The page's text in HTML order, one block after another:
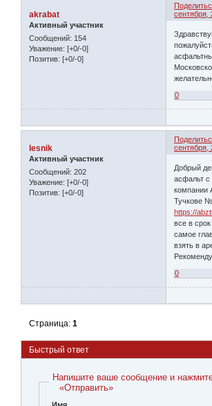
сентября,
akrabat
Активный участник
Сообщений: 154
Уважение: [+0/-0]
Позитив: [+0/-0]
0
сентября,
lesnik
Активный участник
Сообщений: 202
Уважение: [+0/-0]
Позитив: [+0/-0]
Добрый
асфальт с
Тучкове
https://
все в
самое
взять в
0
Страница:1
Быстрый ответ
Напишите ваше сообщение и
«Отправить»